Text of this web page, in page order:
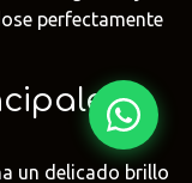
perfectamente
un delicado brillo